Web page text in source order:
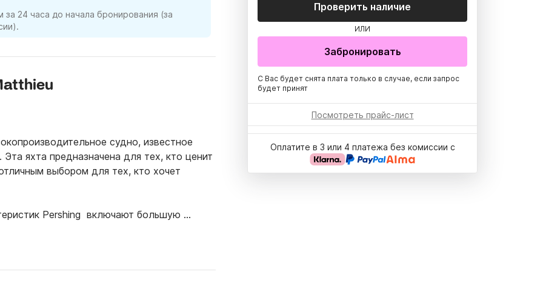
24 часа до начала бронирования (за
судно, известное
яхта предназначена для тех, кто ценит
выбором для тех, кто хочет
Pershing  включают большую
обеспечивает тень и
Проверить наличие
ИЛИ
Забронировать
С Вас будет снята плата только в случае, если запрос
будет принят
Посмотреть прайс-лист
Оплатите в 3 или 4 платежа без комиссии с